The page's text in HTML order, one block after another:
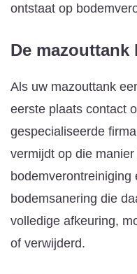
ontstaat op
De mazouttank
Als uw mazouttank
eerste plaats contact
gespecialiseerde
vermijdt op die
bodemverontreiniging
bodemsanering die
volledige afkeuring,
of verwijderd.